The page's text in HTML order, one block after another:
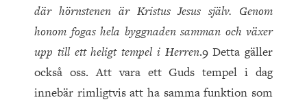
där hörnstenen är Kristus Jesus själv. Genom
honom fogas hela byggnaden samman och växer
upp till ett heligt tempel i Herren.9 Detta gäller
också oss. Att vara ett Guds tempel i dag
innebär rimligtvis att ha samma funktion som